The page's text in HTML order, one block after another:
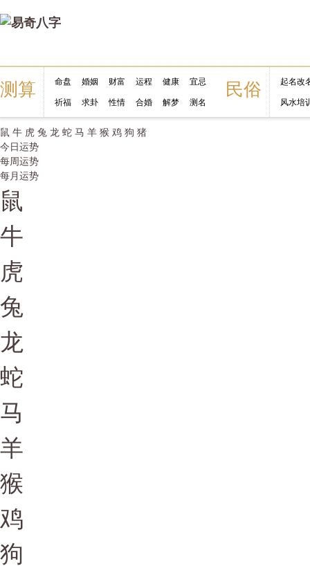
测算 命盘 婚姻 财富 运程 健康 宜忌
祈福 求卦 性情 合婚 解梦 测名
民俗 起名改
风水培
鼠 牛 虎 兔 龙 蛇 马 羊 猴 鸡 狗 猪
今日运势
每周运势
每月运势
鼠
牛
虎
兔
龙
蛇
马
羊
猴
鸡
狗